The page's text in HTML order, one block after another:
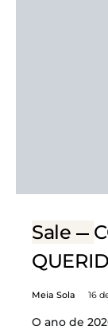
Sale
Meia Sola 16
O ano de